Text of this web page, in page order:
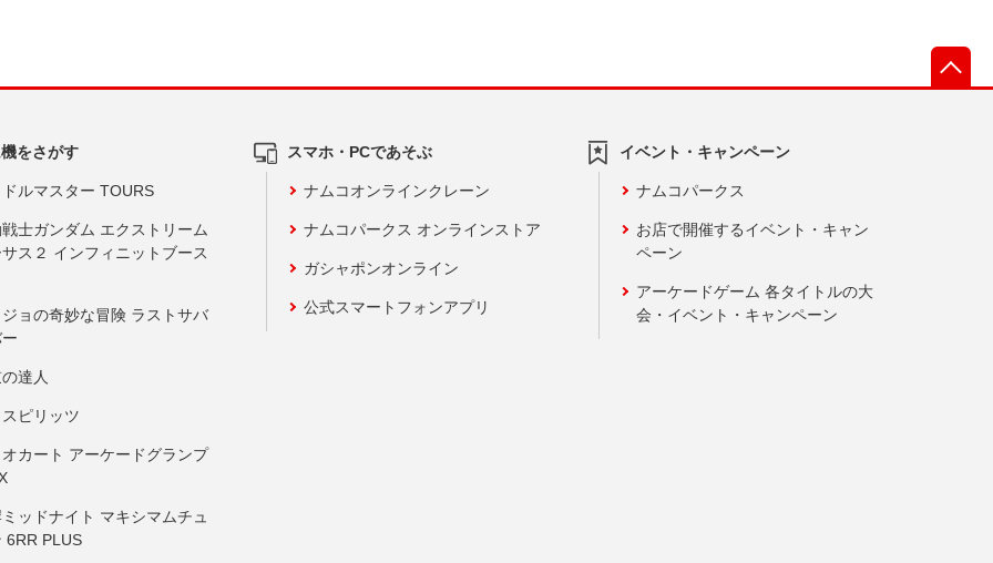
をさがす
ルマスター TOURS
士ガンダム エクストリーム
ス２ インフィニットブース
ョの奇妙な冒険 ラストサバ
達人
ピリッツ
カート アーケードグランプ
ッドナイト マキシマムチュ
6RR PLUS
スマホ・PCであそぶ
ナムコオンラインクレーン
ナムコパークス オンラインストア
ガシャポンオンライン
公式スマートフォンアプリ
イベント・キャンペーン
ナムコパークス
お店で開催するイベント・キャン
ペーン
アーケードゲーム 各タイトルの大
会・イベント・キャンペーン